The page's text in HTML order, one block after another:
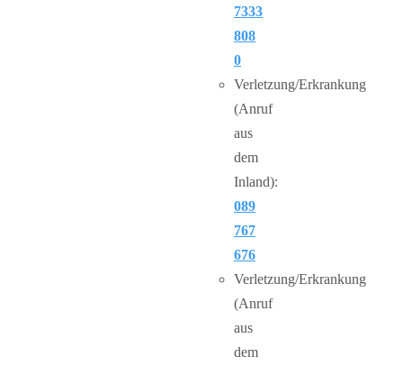
7333
808
0
Verletzung/Erkrankung
(Anruf
aus
dem
Inland):
089
767
676
Verletzung/Erkrankung
(Anruf
aus
dem